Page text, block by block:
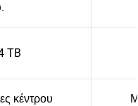
TB
κέντρου